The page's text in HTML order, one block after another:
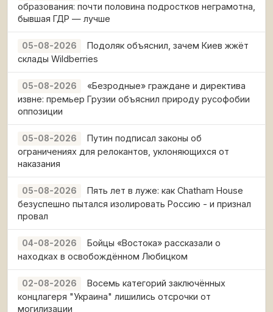
образования: почти половина подростков неграмотна,
бывшая ГДР — лучше
05-08-2026
Подоляк объяснил, зачем Киев жжёт
склады Wildberries
05-08-2026
«Безродные» граждане и директива
извне: премьер Грузии объяснил природу русофобии
оппозиции
05-08-2026
Путин подписал законы об
ограничениях для релокантов, уклоняющихся от
наказания
05-08-2026
Пять лет в луже: как Chatham House
безуспешно пытался изолировать Россию - и признал
провал
04-08-2026
Бойцы «Востока» рассказали о
находках в освобождённом Любицком
02-08-2026
Восемь категорий заключённых
концлагеря "Украина" лишились отсрочки от
могилизации